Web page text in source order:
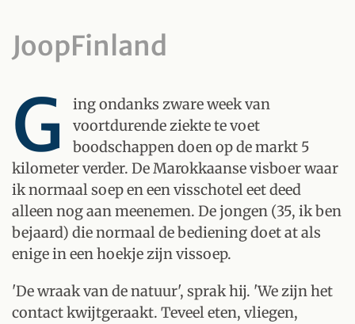
JoopFinland
G
ing ondanks zware week van
voortdurende ziekte te voet
boodschappen doen op de markt 5
kilometer verder. De Marokkaanse visboer waar
ik normaal soep en een visschotel eet deed
alleen nog aan meenemen. De jongen (35, ik ben
bejaard) die normaal de bediening doet at als
enige in een hoekje zijn vissoep.
'De wraak van de natuur', sprak hij. 'We zijn het
contact kwijtgeraakt. Teveel eten, vliegen,